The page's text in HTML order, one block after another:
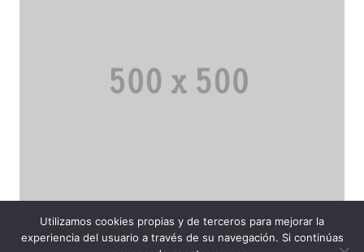
Utilizamos cookies propias y de terceros para mejorar la
experiencia del usuario a través de su navegación. Si continúas